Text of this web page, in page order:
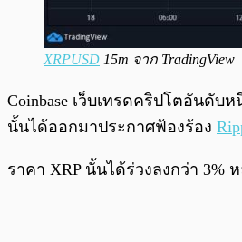
XRPUSD 15m จาก TradingView
Coinbase เว็บเทรดคริปโตอันดั
นั้นได้ออกมาประกาศฟ้องร้อง
ราคา XRP นั้นได้ร่วงลงกว่า 3%